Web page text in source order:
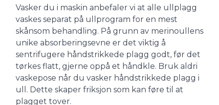
Vasker du i maskin anbefaler vi at alle ullplagg
vaskes separat på ullprogram for en mest
skånsom behandling. På grunn av merinoullens
unike absorberingsevne er det viktig å
sentrifugere håndstrikkede plagg godt, før det
tørkes flatt, gjerne oppå et håndkle. Bruk aldri
vaskepose når du vasker håndstrikkede plagg i
ull. Dette skaper friksjon som kan føre til at
plagget tover.